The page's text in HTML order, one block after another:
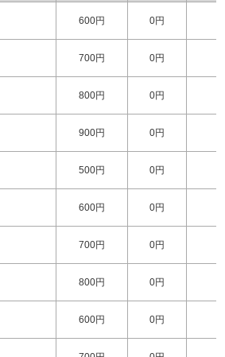
600円 0円
700円 0円
800円 0円
900円 0円
500円 0円
600円 0円
700円 0円
800円 0円
600円 0円